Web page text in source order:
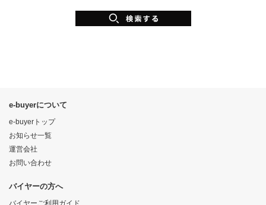
e-buyerについて
e-buyerトップ
お知らせ一覧
運営会社
お問い合わせ
バイヤーの方へ
バイヤーご利用ガイド